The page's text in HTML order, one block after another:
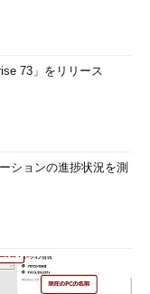
73」をリリース
ションの進捗状況を測